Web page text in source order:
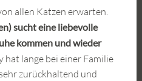
allen Katzen erwarten.
sucht eine liebevolle
kommen und wieder
hat lange bei einer Familie
zurückhaltend und